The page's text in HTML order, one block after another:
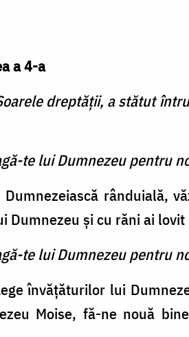
a 4-a
dreptăţii, a stătut
te lui Dumnezeu pentru
rânduială,
Dumnezeu şi cu răni ai
te lui Dumnezeu pentru
învăţăturilor lui
Moise, fă-ne nouă